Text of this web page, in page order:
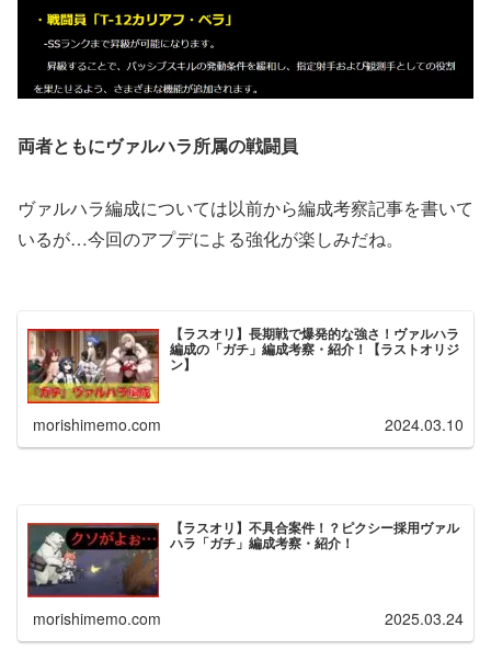
両者ともにヴァルハラ所属の戦闘員
ヴァルハラ編成については以前から編成考察記事を書いて
いるが…今回のアプデによる強化が楽しみだね。
【ラスオリ】長期戦で爆発的な強さ！ヴァルハラ
編成の「ガチ」編成考察・紹介！【ラストオリジ
ン】
morishimemo.com 2024.03.10
【ラスオリ】不具合案件！？ピクシー採用ヴァル
ハラ「ガチ」編成考察・紹介！
morishimemo.com 2025.03.24